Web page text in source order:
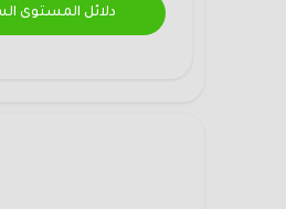
دلائل المستوى